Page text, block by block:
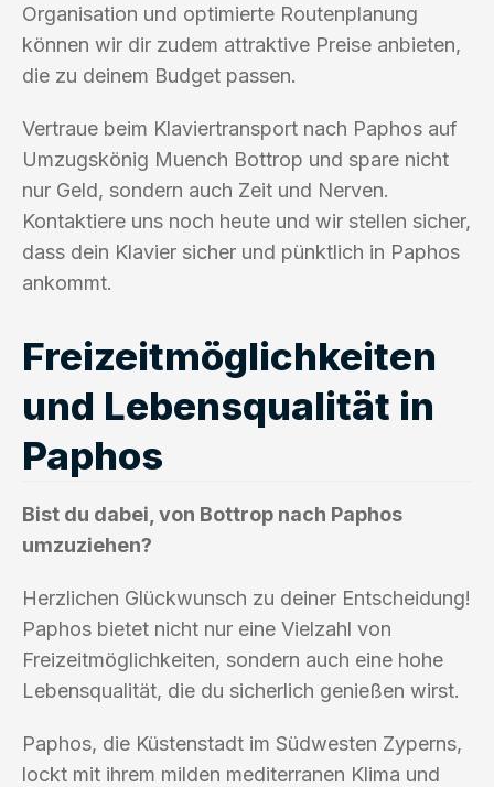
Organisation und optimierte Routenplanung
können wir dir zudem attraktive Preise anbieten,
die zu deinem Budget passen.
Vertraue beim Klaviertransport nach Paphos auf
Umzugskönig Muench Bottrop und spare nicht
nur Geld, sondern auch Zeit und Nerven.
Kontaktiere uns noch heute und wir stellen sicher,
dass dein Klavier sicher und pünktlich in Paphos
ankommt.
Freizeitmöglichkeiten
und Lebensqualität in
Paphos
Bist du dabei, von Bottrop nach Paphos
umzuziehen?
Herzlichen Glückwunsch zu deiner Entscheidung!
Paphos bietet nicht nur eine Vielzahl von
Freizeitmöglichkeiten, sondern auch eine hohe
Lebensqualität, die du sicherlich genießen wirst.
Paphos, die Küstenstadt im Südwesten Zyperns,
lockt mit ihrem milden mediterranen Klima und